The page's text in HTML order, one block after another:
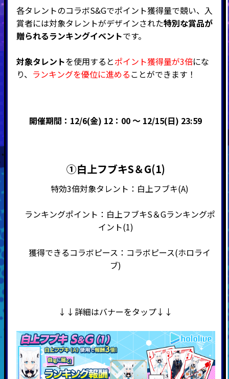
各タレントのコラボS&Gでポイント獲得量で競い、入
賞者には対象タレントがデザインされた特別な賞品が
贈られるランキングイベントです。
対象タレントを使用するとポイント獲得量が3倍にな
り、 ランキングを優位に進めることができます！
開催期間：12/6(金) 12：00 ～ 12/15(日) 23:59
➀白上フブキS＆G(1)
特効3倍対象タレント：白上フブキ(A)
ランキングポイント：白上フブキS＆Gランキングポ
イント(1)
獲得できるコラボピース：コラボピース(ホロライ
ブ)
↓↓詳細はバナーをタップ↓↓